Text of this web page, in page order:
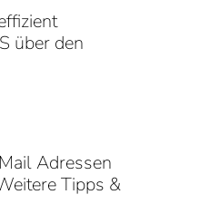
über den
Adressen
Tipps &